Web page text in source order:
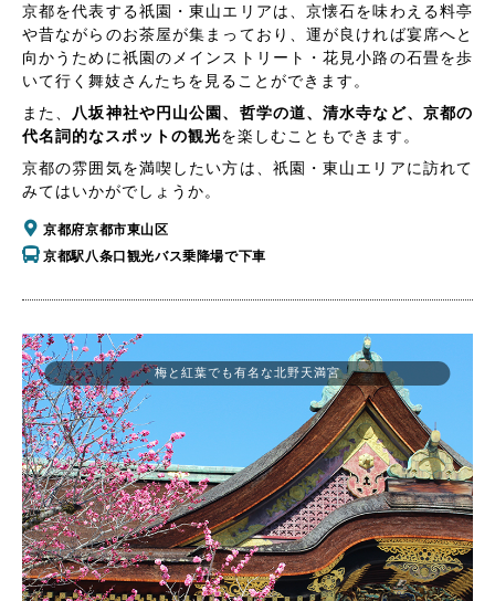
京都を代表する祇園・東山エリアは、京懐石を味わえる料亭
や昔ながらのお茶屋が集まっており、運が良ければ宴席へと
向かうために祇園のメインストリート・花見小路の石畳を歩
いて行く舞妓さんたちを見ることができます。
また、
八坂神社や円山公園、哲学の道、清水寺など、京都の
代名詞的なスポットの観光を楽しむこともできます。
京都の雰囲気を満喫したい方は、祇園・東山エリアに訪れて
みてはいかがでしょうか。
京都府京都市東山区
京都駅八条口観光バス乗降場で下車
梅と紅葉でも有名な北野天満宮